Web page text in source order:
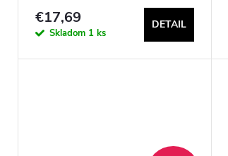
d
€17,69
Skladom 1 ks
DETAIL